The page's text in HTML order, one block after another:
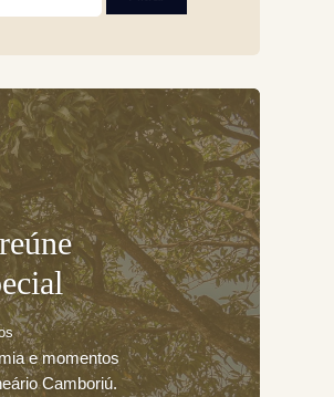
e momentos
Camboriú.